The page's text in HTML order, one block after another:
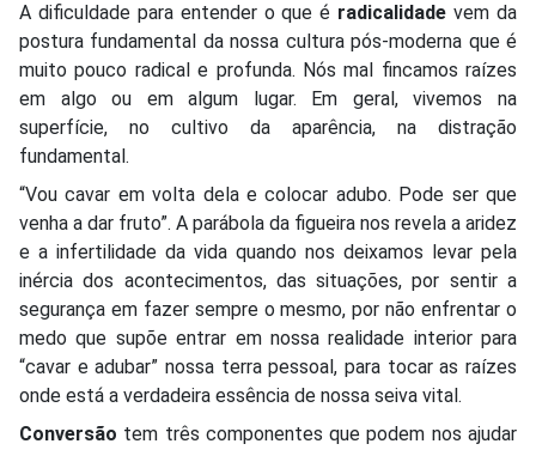
A dificuldade para entender o que é radicalidade vem da
postura fundamental da nossa cultura pós-moderna que é
muito pouco radical e profunda. Nós mal fincamos raízes
em algo ou em algum lugar. Em geral, vivemos na
superfície, no cultivo da aparência, na distração
fundamental.
“Vou cavar em volta dela e colocar adubo. Pode ser que
venha a dar fruto”. A parábola da figueira nos revela a aridez
e a infertilidade da vida quando nos deixamos levar pela
inércia dos acontecimentos, das situações, por sentir a
segurança em fazer sempre o mesmo, por não enfrentar o
medo que supõe entrar em nossa realidade interior para
“cavar e adubar” nossa terra pessoal, para tocar as raízes
onde está a verdadeira essência de nossa seiva vital.
Conversão tem três componentes que podem nos ajudar